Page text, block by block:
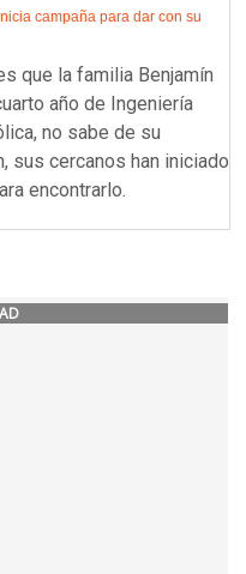
campaña para dar con su
que la familia Benjamín
año de Ingeniería
no sabe de su
sus cercanos han iniciado
encontrarlo.